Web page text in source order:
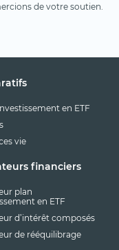
de votre soutien.
en ETF
vie
financiers
plan
en ETF
d’intérêt composés
de rééquilibrage